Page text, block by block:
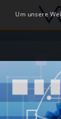
Um unsere